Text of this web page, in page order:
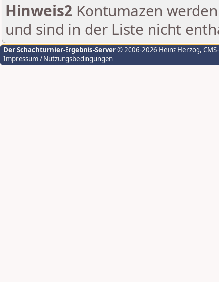
Hinweis2 Kontumazen
und sind in der Liste nicht
Der Schachturnier-Ergebnis-Server© 2006-2026 Heinz Herzog,
Impressum / Nutzungsbedingungen